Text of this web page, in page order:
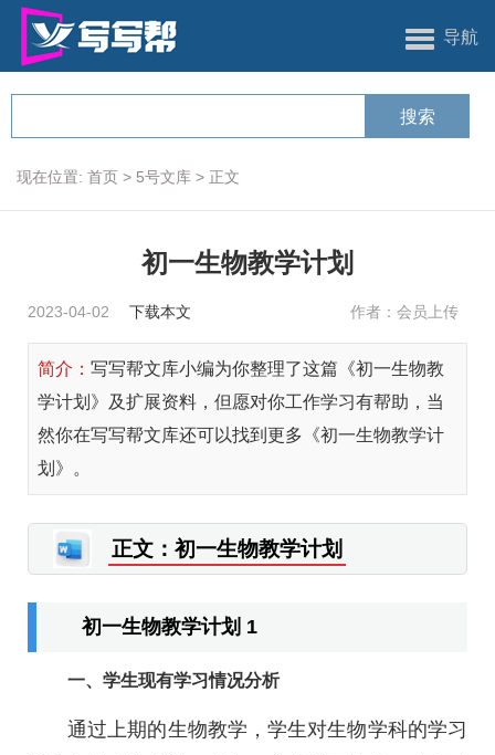
导航
现在位置: 首页 > 5号文库 > 正文
初一生物教学计划
2023-04-02 下载本文 作者：会员上传
简介： 写写帮文库小编为你整理了这篇《初一生物教
学计划》及扩展资料，但愿对你工作学习有帮助，当
然你在写写帮文库还可以找到更多《初一生物教学计
划》。
正文：初一生物教学计划
初一生物教学计划 1
一、学生现有学习情况分析
通过上期的生物教学，学生对生物学科的学习